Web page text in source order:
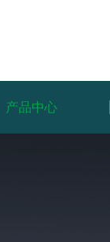
产品中心